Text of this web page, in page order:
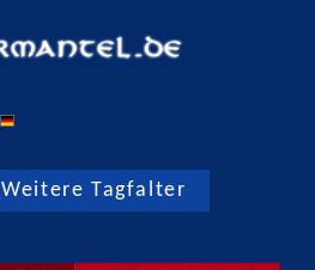
Weitere Tagfalter